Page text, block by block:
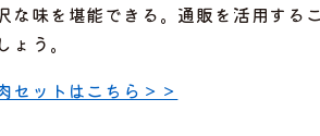
味を堪能できる。通販を活用する
う。
セットはこちら＞＞